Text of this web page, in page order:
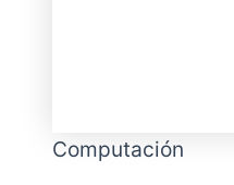
Computación